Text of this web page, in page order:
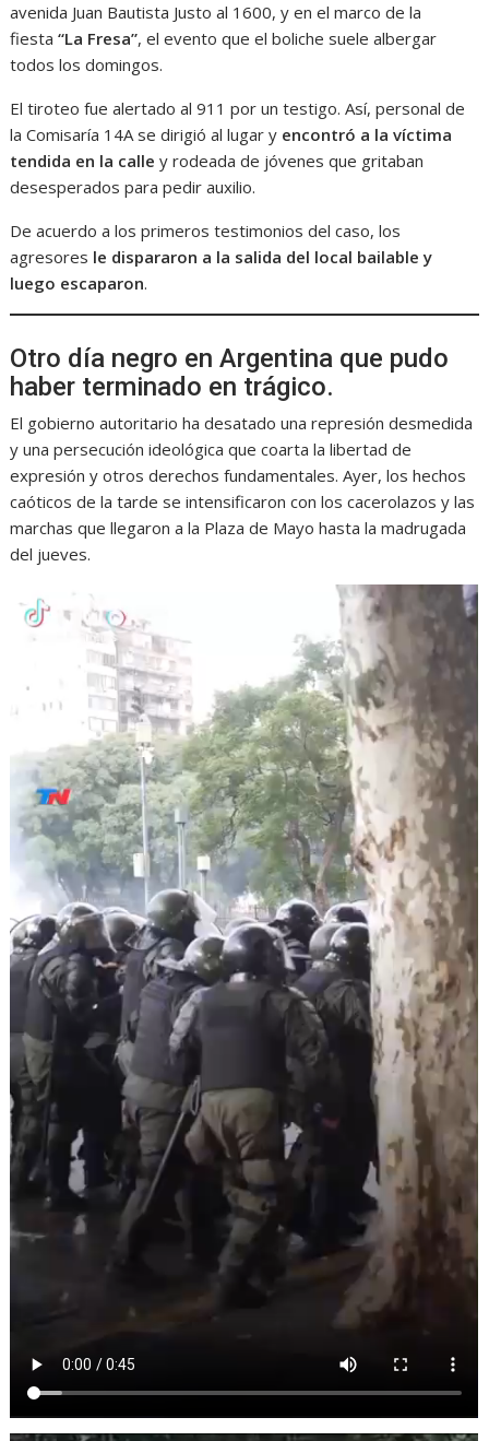
avenida Juan Bautista Justo al 1600, y en el marco de la
fiesta“La Fresa”, el evento que el boliche suele albergar
todos los domingos.
El tiroteo fue alertado al 911 por un testigo. Así, personal de
la Comisaría 14A se dirigió al lugar y encontró a la víctima
tendida en la calle y rodeada de jóvenes que gritaban
desesperados para pedir auxilio.
De acuerdo a los primeros testimonios del caso, los
agresores le dispararon a la salida del local bailable y
luego escaparon.
Otro día negro en Argentina que pudo
haber terminado en trágico.
El gobierno autoritario ha desatado una represión desmedida
y una persecución ideológica que coarta la libertad de
expresión y otros derechos fundamentales. Ayer, los hechos
caóticos de la tarde se intensificaron con los cacerolazos y las
marchas que llegaron a la Plaza de Mayo hasta la madrugada
del jueves.